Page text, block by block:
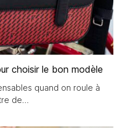
choisir le bon modèle
quand on roule à
de